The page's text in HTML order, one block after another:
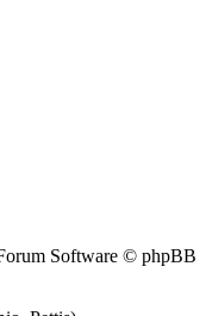
Software © phpBB